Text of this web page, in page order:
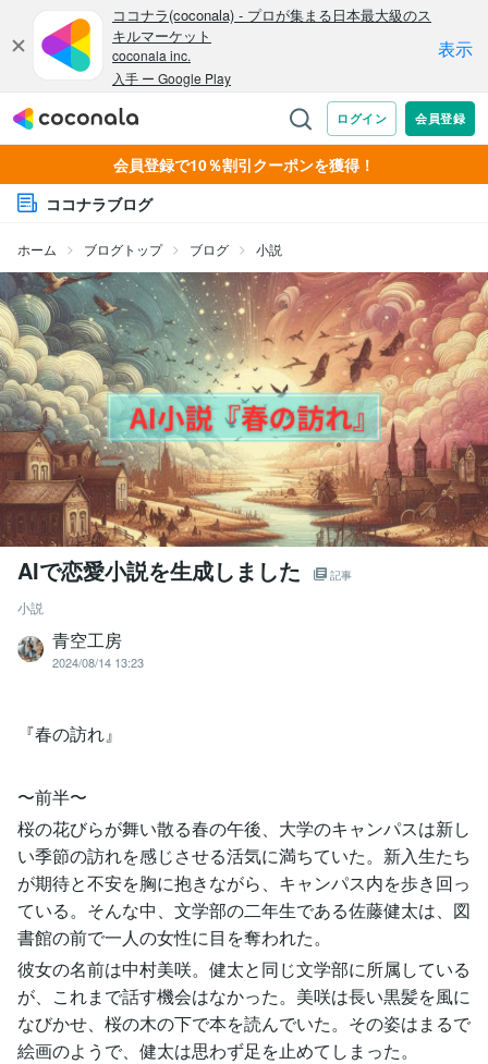
会員登録で10％割引クーポンを獲得！
ココナラブログ
ホーム ブログトップ ブログ 小説
AIで恋愛小説を生成しました 記事
小説
青空工房
2024/08/14 13:23
『春の訪れ』
〜前半〜
桜の花びらが舞い散る春の午後、大学のキャンパスは新し
い季節の訪れを感じさせる活気に満ちていた。新入生たち
が期待と不安を胸に抱きながら、キャンパス内を歩き回っ
ている。そんな中、文学部の二年生である佐藤健太は、図
書館の前で一人の女性に目を奪われた。
彼女の名前は中村美咲。健太と同じ文学部に所属している
が、これまで話す機会はなかった。美咲は長い黒髪を風に
なびかせ、桜の木の下で本を読んでいた。その姿はまるで
絵画のようで、健太は思わず足を止めてしまった。